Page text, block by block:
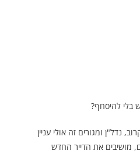
בלי להיסחף?
נדל"ן ומגורים זה אולי עניין
מושיבים את הדייר החדש